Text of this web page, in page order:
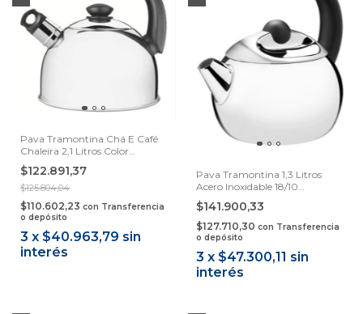
Pava Tramontina Chá E Café
Chaleira 2,1 Litros Color
Plateado/negro - 2.1l
$122.891,37
$125.804,04
$110.602,23 con Transferencia
o depósito
3 x $40.963,79 sin
interés
Pava Tramontina 1,3 Litros
Acero Inoxidable 18/10
Samihome
$141.900,33
$127.710,30 con Transferencia
o depósito
3 x $47.300,11 sin
interés